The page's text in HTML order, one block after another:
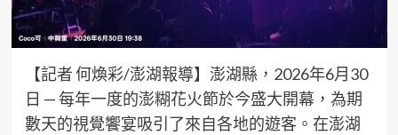
【記者 何煥彩/澎湖報導】澎湖縣，2026年6月30
日 — 每年一度的澎糊花火節於今盛大開幕，為期
數天的視覺饗宴吸引了來自各地的遊客。在澎湖